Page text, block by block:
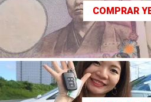
COMPRAR